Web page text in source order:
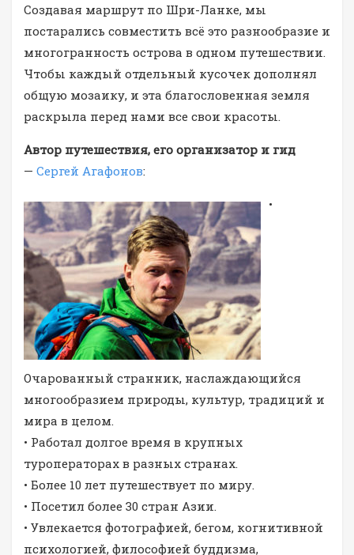
Создавая маршрут по Шри-Ланке, мы
постарались совместить всё это разнообразие и
многогранность острова в одном путешествии.
Чтобы каждый отдельный кусочек дополнял
общую мозаику, и эта благословенная земля
раскрыла перед нами все свои красоты.
Автор путешествия, его организатор и гид
— Сергей Агафонов:
•
Очарованный странник, наслаждающийся
многообразием природы, культур, традиций и
мира в целом.
• Работал долгое время в крупных
туроператорах в разных странах.
• Более 10 лет путешествует по миру.
• Посетил более 30 стран Азии.
• Увлекается фотографией, бегом, когнитивной
психологией, философией буддизма,